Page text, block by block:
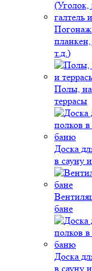
планкен,
т.д.)
Полы,
террасы
Доска
в сауну
бане
Доска
в сауну